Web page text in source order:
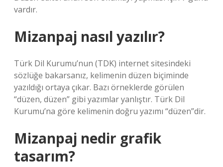
vardır.
Mizanpaj nasıl yazılır?
Türk Dil Kurumu’nun (TDK) internet sitesindeki
sözlüğe bakarsanız, kelimenin düzen biçiminde
yazıldığı ortaya çıkar. Bazı örneklerde görülen
“düzen, düzen” gibi yazımlar yanlıştır. Türk Dil
Kurumu’na göre kelimenin doğru yazımı “düzen”dir.
Mizanpaj nedir grafik
tasarım?